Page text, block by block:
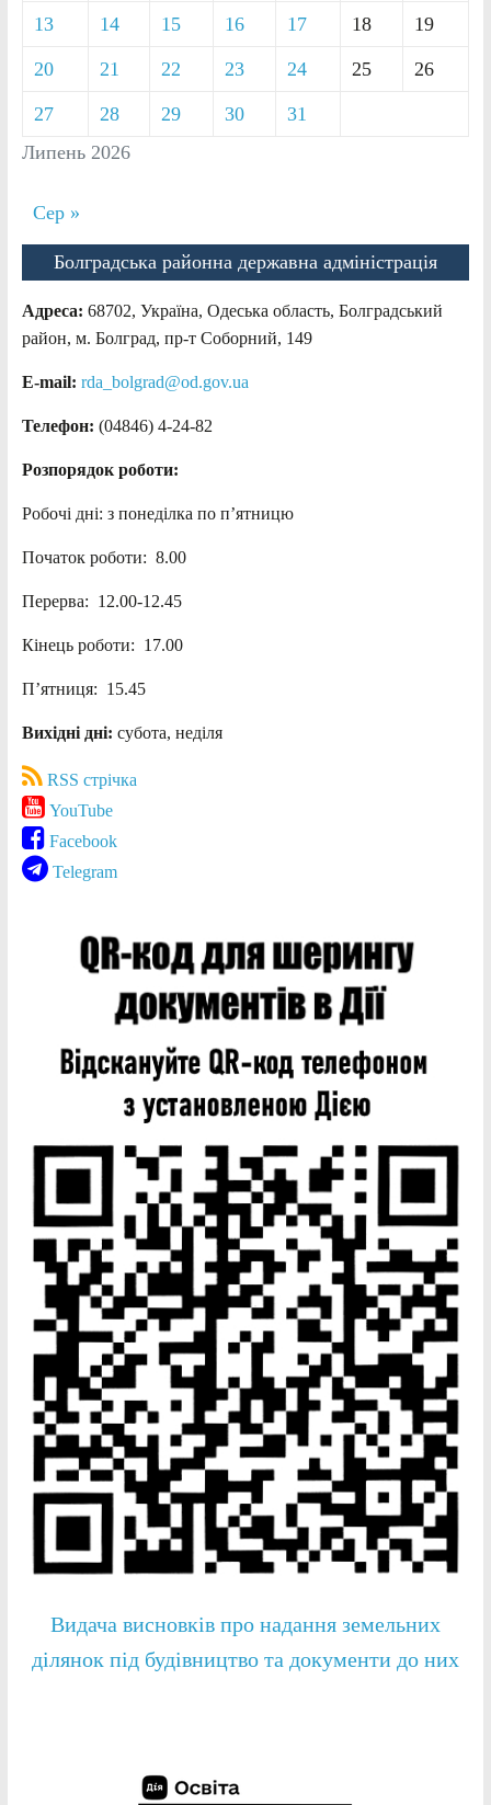
Липень 2026
13 14 15 16 17 18 19
20 21 22 23 24 25 26
27 28 29 30 31
Сер »
Болградська районна державна адміністрація
Адреса: 68702, Україна, Одеська область, Болградський
район, м. Болград, пр-т Соборний, 149
E-mail: rda_bolgrad@od.gov.ua
Телефон: (04846) 4-24-82
Розпорядок роботи:
Робочі дні: з понеділка по п’ятницю
Початок роботи: 8.00
Перерва: 12.00-12.45
Кінець роботи: 17.00
П’ятниця: 15.45
Вихідні дні: субота, неділя
RSS стрічка
YouTube
Facebook
Telegram
Видача висновків про надання земельних
ділянок під будівництво та документи до них